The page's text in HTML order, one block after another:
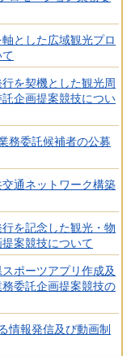
とした広域観光プロ
を契機とした観光周
企画提案競技につい
務委託候補者の公募
交通ネットワーク構築
を記念した観光・物
案競技について
ポーツアプリ作成及
委託企画提案競技の
情報発信及び動画制